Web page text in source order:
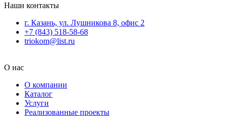
Наши контакты
г. Казань, ул. Лушникова 8, офис 2
+7 (843) 518-58-68
triokom@list.ru
О нас
О компании
Каталог
Услуги
Реализованные проекты